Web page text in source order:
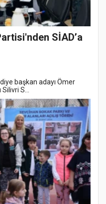
SİAD’a
başkan adayı Ömer
S...